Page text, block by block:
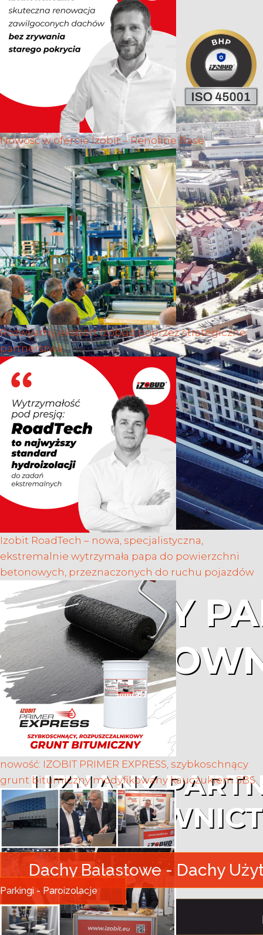
UZNANY
W
UZNANY
W
Dachy Balastowe - Dachy
Parkingi - Paroizolacje
Nowość w ofercie Izobit – Renoline Base
Rozwijamy eksport Izobud poprzez strategiczne
partnerstwa
Izobit RoadTech – nowa, specjalistyczna,
ekstremalnie wytrzymała papa do powierzchni
betonowych, przeznaczonych do ruchu pojazdów
nowość: IZOBIT PRIMER EXPRESS, szybkoschnący
grunt bitumiczny modyfikowany kauczukiem SBS